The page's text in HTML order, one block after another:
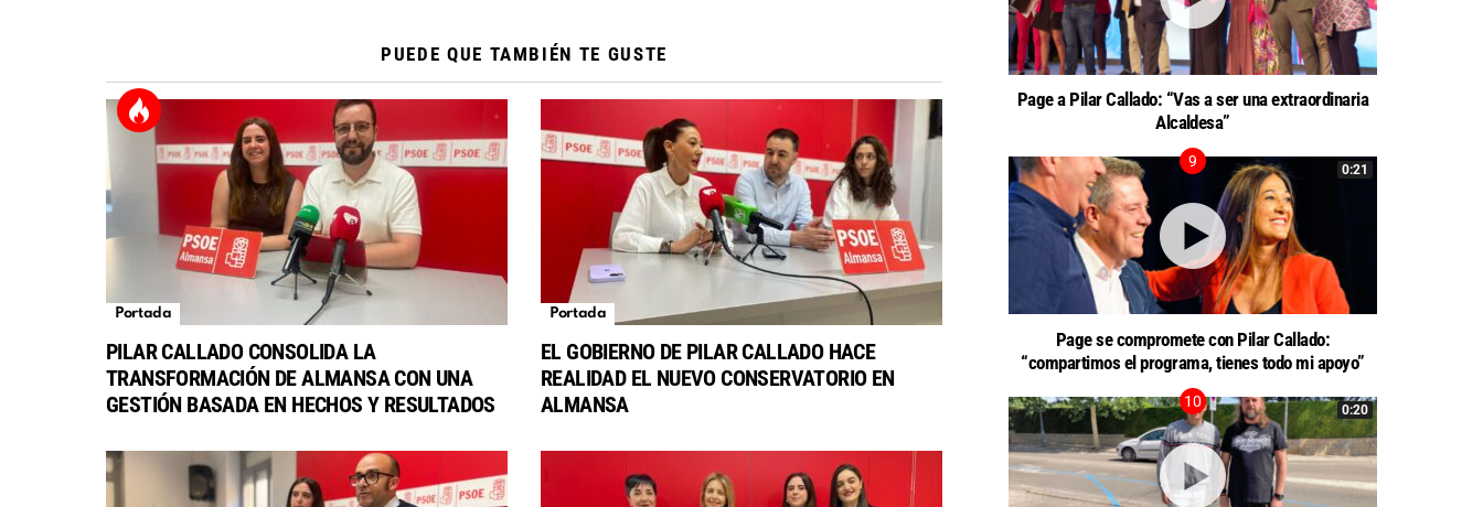
PUEDE QUE TAMBIÉN TE GUSTE
Portada
PILAR CALLADO CONSOLIDA LA
TRANSFORMACIÓN DE ALMANSA CON UNA
GESTIÓN BASADA EN HECHOS Y RESULTADOS
Portada
EL GOBIERNO DE PILAR CALLADO HACE
REALIDAD EL NUEVO CONSERVATORIO EN
ALMANSA
Page a Pilar Callado: “Vas a ser una extraordinaria
Alcaldesa”
0:21
Page se compromete con Pilar Callado:
“compartimos el programa, tienes todo mi apoyo”
0:20